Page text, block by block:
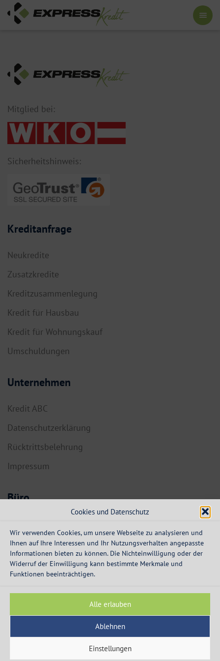
Cookies und Datenschutz
Wir verwenden Cookies, um unsere Webseite zu analysieren und
Ihnen auf Ihre Interessen und Ihr Nutzungsverhalten angepasste
Informationen bieten zu können. Die Nichteinwilligung oder der
Widerruf der Einwilligung kann bestimmte Merkmale und
Funktionen beeinträchtigen.
Alle erlauben
Ablehnen
Einstellungen
Mitglied bei:
Sicherheitshinweis:
Kreditanfrage
Neukredite
Zusatzkredite
Kreditzusammenlegung
Kredit für Hausbau
Kredit für Wohnungskauf
Umschuldungen
Unternehmen
Kredit ABC
Datenschutzerklärung
Rücktrittsbelehrung
Impressum
Büro
Dorf 55a
info@expresskredit.at
MO-DO:
08:30 – 12:30 Uhr
13:30 – 16:00 Uhr
© 2003 - 2026 - Express Kredit - die Spezialisten für